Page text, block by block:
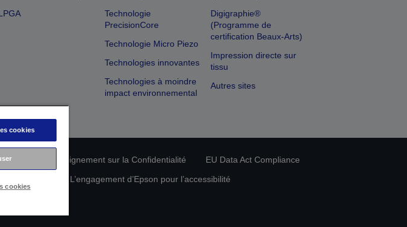
Technologie
PrecisionCore
Technologie Micro Piezo
Technologies innovantes
Technologies à moindre
impact environnemental
Digigraphie®
(Programme de
certification Beaux-Arts)
Impression directe sur
tissu
Autres sites
de Renseignement sur la Confidentialité
EU Data Act Compliance
L’engagement d’Epson pour l’accessibilité
cookies
cookies